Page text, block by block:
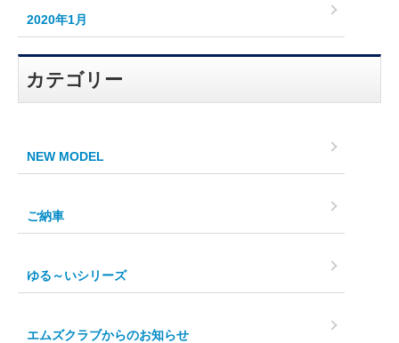
2020年1月
カテゴリー
NEW MODEL
ご納車
ゆる～いシリーズ
エムズクラブからのお知らせ